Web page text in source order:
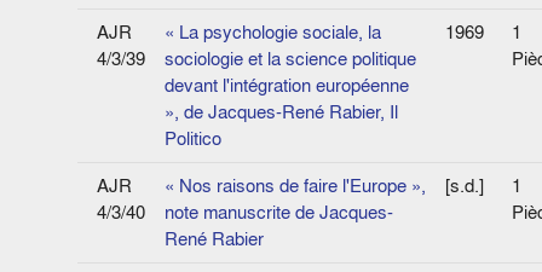
AJR
4/3/39
« La psychologie sociale, la
sociologie et la science politique
devant l'intégration européenne
», de Jacques-René Rabier, Il
Politico
1969
1
AJR
4/3/40
« Nos raisons de faire l'Europe »,
note manuscrite de Jacques-
René Rabier
[s.d.]
1